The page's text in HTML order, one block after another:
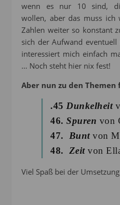
wenn es nur 10 sind,
wollen, aber das muss ich
Zahlen weiter so konstant
sich der Aufwand
interessiert mich einfach
… Noch steht hier nix fest!
Aber nun zu den
.45 Dunkelheit
46. Spuren von
47. Bunt von
48. Zeit von
Viel Spaß bei der